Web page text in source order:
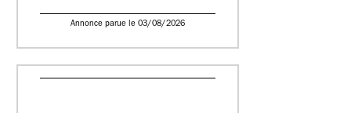
Annonce parue le 03/08/2026